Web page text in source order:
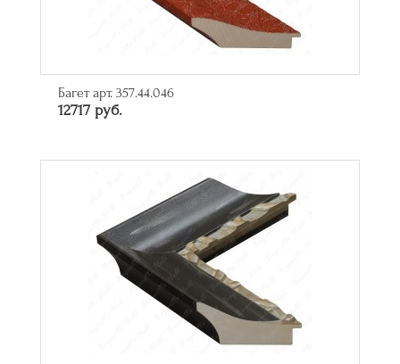
Багет арт. 357.44.046
12717 руб.